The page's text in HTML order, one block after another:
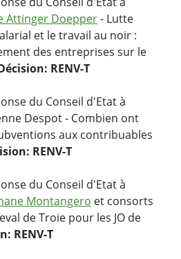
Attinger Doepper- Lutte
et le travail au noir :
des entreprises sur le
RENV-T
du Conseil d'Etat à
Despot - Combien ont
aux contribuables
RENV-T
du Conseil d'Etat à
Montangero et consorts
de Troie pour les JO de
RENV-T